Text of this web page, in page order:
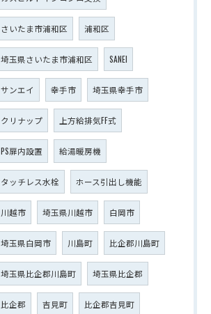
さいたま市浦和区 浦和区
埼玉県さいたま市浦和区 SANEI
サンエイ 幸手市 埼玉県幸手市
クリナップ 上方給排気FF式
PS扉内設置 給湯暖房機
タッチレス水栓 ホース引出し機能
川越市 埼玉県川越市 白岡市
埼玉県白岡市 川島町 比企郡川島町
埼玉県比企郡川島町 埼玉県比企郡
比企郡 吉見町 比企郡吉見町